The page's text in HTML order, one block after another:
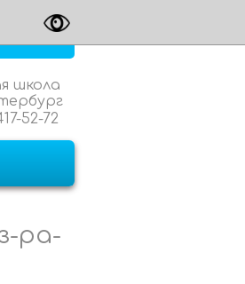
школа
52-72
ра-